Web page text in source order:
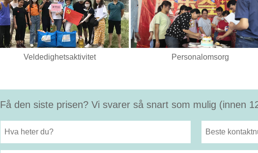
Veldedighetsaktivitet Personalomsorg
Få den siste prisen? Vi svarer så snart som mulig (innen